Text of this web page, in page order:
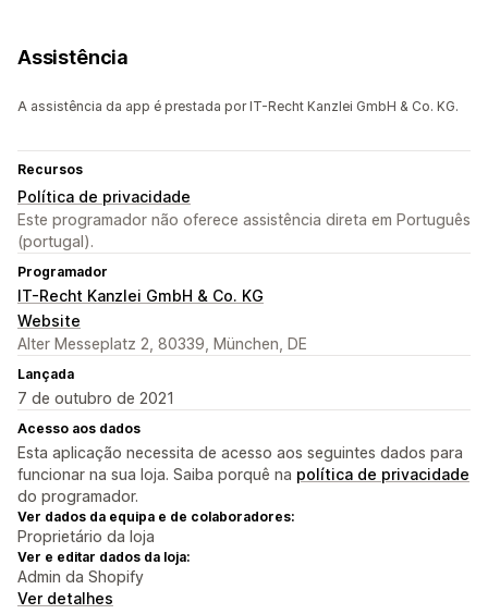
Assistência
A assistência da app é prestada por IT-Recht Kanzlei GmbH & Co. KG.
Recursos
Política de privacidade
Este programador não oferece assistência direta em Português
(portugal).
Programador
IT-Recht Kanzlei GmbH & Co. KG
Website
Alter Messeplatz 2, 80339, München, DE
Lançada
7 de outubro de 2021
Acesso aos dados
Esta aplicação necessita de acesso aos seguintes dados para
funcionar na sua loja. Saiba porquê na política de privacidade
do programador.
Ver dados da equipa e de colaboradores:
Proprietário da loja
Ver e editar dados da loja:
Admin da Shopify
Ver detalhes